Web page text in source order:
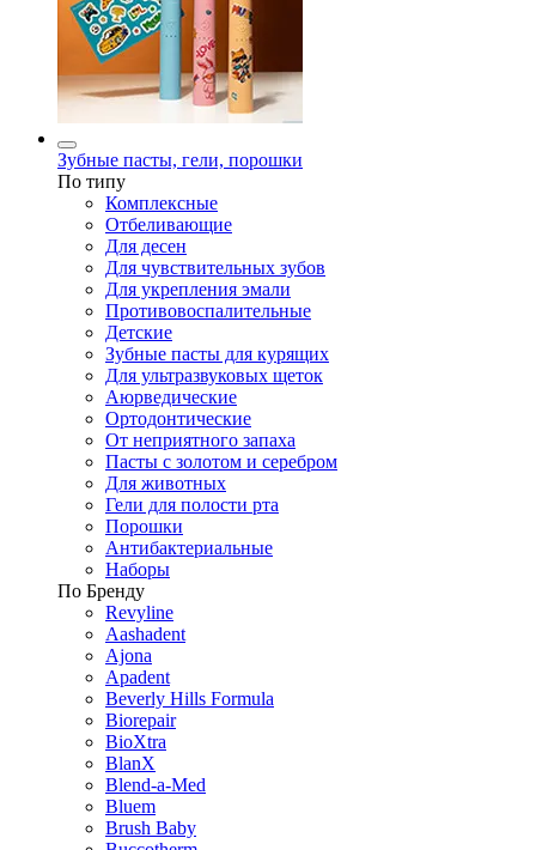
Зубные пасты, гели, порошки
По типу
Комплексные
Отбеливающие
Для десен
Для чувствительных зубов
Для укрепления эмали
Противовоспалительные
Детские
Зубные пасты для курящих
Для ультразвуковых щеток
Аюрведические
Ортодонтические
От неприятного запаха
Пасты с золотом и серебром
Для животных
Гели для полости рта
Порошки
Антибактериальные
Наборы
По Бренду
Revyline
Aashadent
Ajona
Apadent
Beverly Hills Formula
Biorepair
BioXtra
BlanX
Blend-a-Med
Bluem
Brush Baby